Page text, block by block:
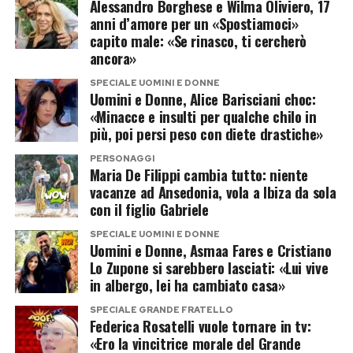
subì il danneggiamento dell’automobile e si
ritrovò inseguita dai paparazzi. Soprattutto,
scoprì che l’etichetta del
Grande Fratello
poteva ostacolare il lavoro nella moda. Racconta
che Valentino rinunciò ad assumerla dopo aver
riconosciuto il suo nome sul documento
necessario al contratto: «Mi telefonarono: “Sei
Federica del Gf? Allora no, grazie. Cancella
tutto”».
Per questo incaricò un avvocato di eliminare dal
web filmati e contenuti che la riguardavano. Il
tentativo si rivelò impossibile: più materiale
spariva, più ne ricompariva. Rifiutò anche alcuni
inviti televisivi, convinta che dimenticare il
reality fosse l’unico modo per proteggere la
televisivi e non ha mai costruito la propria
carriera sulle dinamiche del gossip. Vederlo
nella Casa rappresenterebbe quindi una piccola
Resta da capire se abbia davvero deciso di
concedersi questa avventura o se il suo nome
faccia parte della lunga lista di desideri degli
autori. Nel Grande Fratello, del resto, tra un
contatto e una valigia preparata esiste spesso
una distanza siderale.
Gabriel Garko torna nella Casa, ma
questa volta da concorrente?
Anche il nome diGabriel Garko riaccende
Alessandro Borghese e Wilma Oliviero, 17
anni d’amore per un «Spostiamoci»
capito male: «Se rinasco, ti cercherò
ancora»
SPECIALE UOMINI E DONNE
Uomini e Donne, Alice Barisciani choc:
«Minacce e insulti per qualche chilo in
più, poi persi peso con diete drastiche»
PERSONAGGI
Maria De Filippi cambia tutto: niente
vacanze ad Ansedonia, vola a Ibiza da sola
con il figlio Gabriele
SPECIALE UOMINI E DONNE
Uomini e Donne, Asmaa Fares e Cristiano
Lo Zupone si sarebbero lasciati: «Lui vive
in albergo, lei ha cambiato casa»
SPECIALE GRANDE FRATELLO
Federica Rosatelli vuole tornare in tv:
«Ero la vincitrice morale del Grande